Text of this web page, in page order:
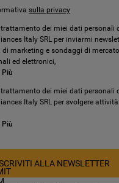
sulla privacy
dei miei dati personali
Italy SRL per inviarmi
marketing e sondaggi di
ed elettronici,
Più
dei miei dati personali
Italy SRL per svolgere
Più
ALLA NEWSLETTER